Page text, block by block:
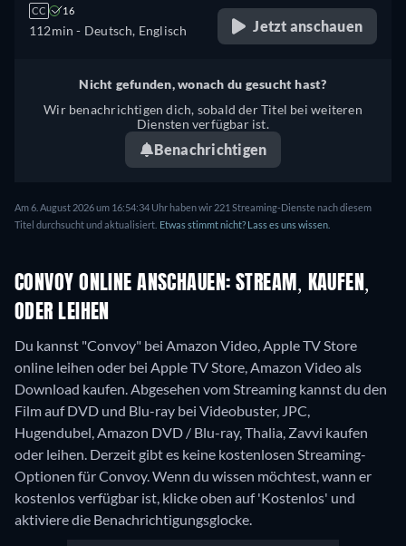
CC 16
112min - Deutsch, Englisch Jetzt anschauen
Nicht gefunden, wonach du gesucht hast?
Wir benachrichtigen dich, sobald der Titel bei weiteren
Diensten verfügbar ist.
Benachrichtigen
Am 6. August 2026 um 16:54:34 Uhr haben wir 221 Streaming-Dienste nach diesem
Titel durchsucht und aktualisiert. Etwas stimmt nicht? Lass es uns wissen.
CONVOY ONLINE ANSCHAUEN: STREAM, KAUFEN,
ODER LEIHEN
Du kannst "Convoy" bei Amazon Video, Apple TV Store
online leihen oder bei Apple TV Store, Amazon Video als
Download kaufen.Abgesehen vom Streaming kannst du den
Film auf DVD und Blu-ray bei Videobuster, JPC,
Hugendubel, Amazon DVD / Blu-ray, Thalia, Zavvi kaufen
oder leihen. Derzeit gibt es keine kostenlosen Streaming-
Optionen für Convoy. Wenn du wissen möchtest, wann er
kostenlos verfügbar ist, klicke oben auf 'Kostenlos' und
aktiviere die Benachrichtigungsglocke.